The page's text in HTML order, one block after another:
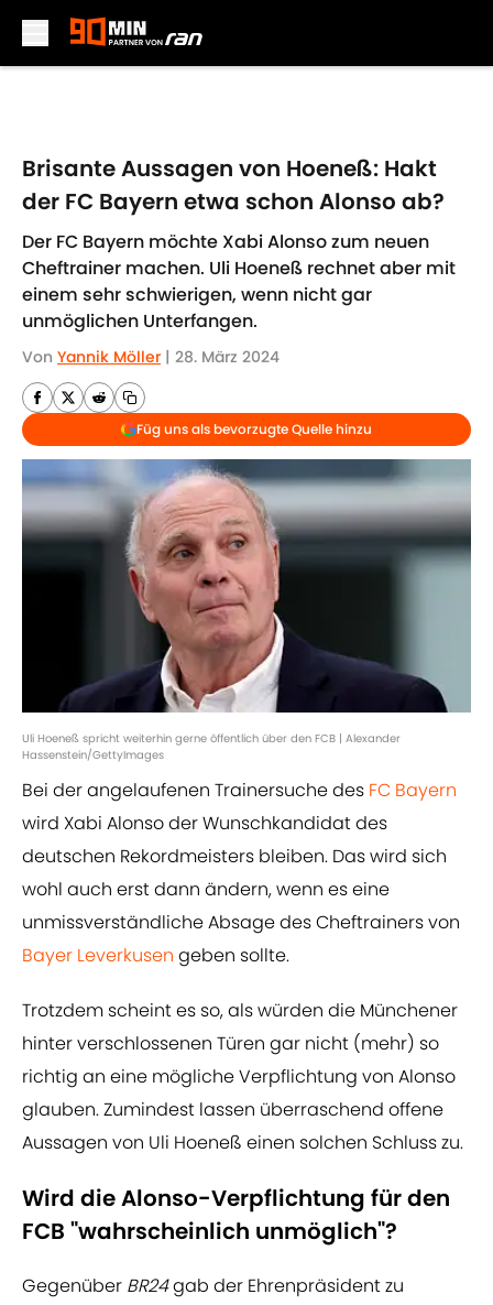
Brisante Aussagen von Hoeneß: Hakt
der FC Bayern etwa schon Alonso ab?
Der FC Bayern möchte Xabi Alonso zum neuen
Cheftrainer machen. Uli Hoeneß rechnet aber mit
einem sehr schwierigen, wenn nicht gar
unmöglichen Unterfangen.
Von Yannik Möller | 28. März 2024
Füg uns als bevorzugte Quelle hinzu
Uli Hoeneß spricht weiterhin gerne öffentlich über den FCB | Alexander
Hassenstein/GettyImages
Bei der angelaufenen Trainersuche des FC Bayern
wird Xabi Alonso der Wunschkandidat des
deutschen Rekordmeisters bleiben. Das wird sich
wohl auch erst dann ändern, wenn es eine
unmissverständliche Absage des Cheftrainers von
Bayer Leverkusen geben sollte.
Trotzdem scheint es so, als würden die Münchener
hinter verschlossenen Türen gar nicht (mehr) so
richtig an eine mögliche Verpflichtung von Alonso
glauben. Zumindest lassen überraschend offene
Aussagen von Uli Hoeneß einen solchen Schluss zu.
Wird die Alonso-Verpflichtung für den
FCB "wahrscheinlich unmöglich"?
Gegenüber BR24gab der Ehrenpräsident zu